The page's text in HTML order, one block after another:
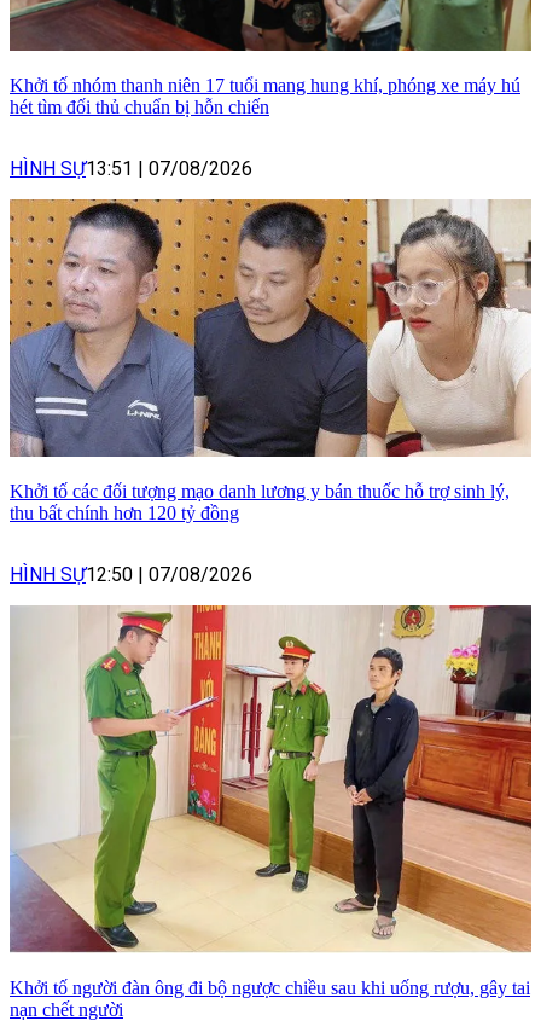
Khởi tố nhóm thanh niên 17 tuổi mang hung khí, phóng xe máy hú
hét tìm đối thủ chuẩn bị hỗn chiến
HÌNH SỰ13:51 07/08/2026
Khởi tố các đối tượng mạo danh lương y bán thuốc hỗ trợ sinh lý,
thu bất chính hơn 120 tỷ đồng
HÌNH SỰ12:50 | 07/08/2026
Khởi tố người đàn ông đi bộ ngược chiều sau khi uống rượu, gây tai
nạn chết người